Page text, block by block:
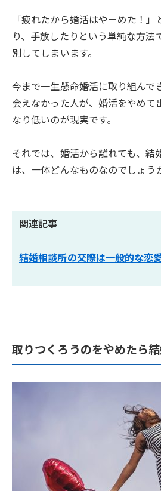
「疲れたから婚活はやーめた！」
り、手放したりという単純な方法
別してしまいます。
今まで一生懸命婚活に取り組んで
会えなかった人が、婚活をやめて
なり低いのが現実です。
それでは、婚活から離れても、結
は、一体どんなものなのでしょう
関連記事
結婚相談所の交際は一般的な恋
取りつくろうのをやめたら